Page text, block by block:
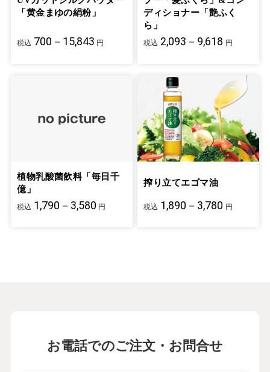
「黄金まゆの絹粉」
税込 700－15,843 円
ディショナー「艶ふく
ら」
税込 2,093－9,618 円
植物乳酸菌飲料「毎日千
億」
税込 1,790－3,580 円
搾り立てエゴマ油
税込 1,890－3,780 円
お電話でのご注文・お問合せ